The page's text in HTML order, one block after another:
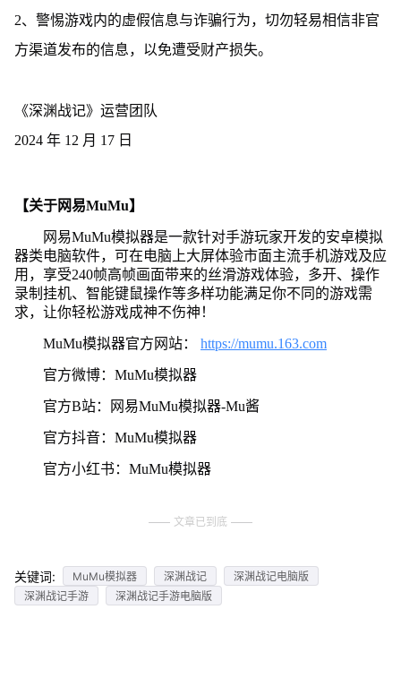
2、警惕游戏内的虚假信息与诈骗行为，切勿轻易相信非官
方渠道发布的信息，以免遭受财产损失。
《深渊战记》运营团队
2024 年 12 月 17 日
【关于网易MuMu】
网易MuMu模拟器是一款针对手游玩家开发的安卓模拟
器类电脑软件，可在电脑上大屏体验市面主流手机游戏及应
用，享受240帧高帧画面带来的丝滑游戏体验，多开、操作
录制挂机、智能键鼠操作等多样功能满足你不同的游戏需
求，让你轻松游戏成神不伤神！
MuMu模拟器官方网站： https://mumu.163.com
官方微博：MuMu模拟器
官方B站：网易MuMu模拟器-Mu酱
官方抖音：MuMu模拟器
官方小红书：MuMu模拟器
文章已到底
关键词: MuMu模拟器 深渊战记
深渊战记电脑版
深渊战记手游
深渊战记手游电脑版